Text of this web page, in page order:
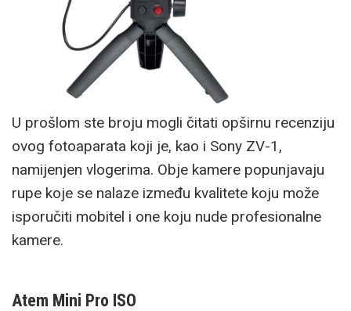
U prošlom ste broju mogli čitati opširnu recenziju
ovog fotoaparata koji je, kao i Sony ZV-1,
namijenjen vlogerima. Obje kamere popunjavaju
rupe koje se nalaze između kvalitete koju može
isporučiti mobitel i one koju nude profesionalne
kamere.
Atem Mini Pro ISO